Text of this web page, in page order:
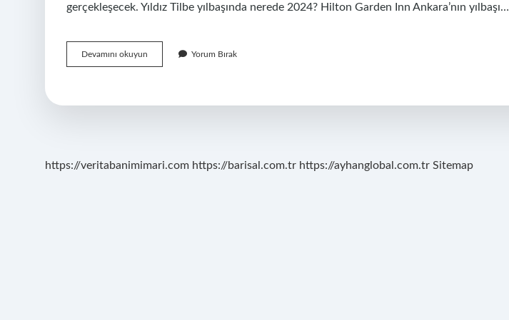
gerçekleşecek. Yıldız Tilbe yılbaşında nerede 2024? Hilton Garden Inn Ankara’nın yılbaşı…
Devamını okuyun
Gündeş
2024
Yorum Bırak
https://veritabanimimari.com https://barisal.com.tr https://ayhanglobal.com.tr Sitemap